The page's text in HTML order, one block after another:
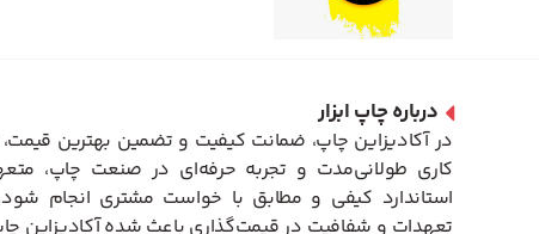
درباره چاپ ابزار
در آکادیزاین چاپ، ضمانت کیفیت و تضمین بهترین
کاری طولانی‌مدت و تجربه حرفه‌ای در صنعت چاپ،
استاندارد کیفی و مطابق با خواست مشتری انجام
تعهدات و شفافیت در قیمت‌گذاری باعث شده آکادیزاین